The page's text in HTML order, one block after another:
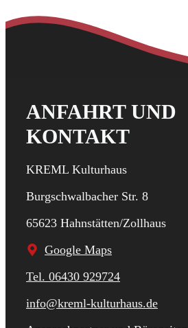
ANFAHRT UND
KONTAKT
KREML Kulturhaus
Burgschwalbacher Str. 8
65623 Hahnstätten/Zollhaus
Google Maps
Tel. 06430 929724
info@kreml-kulturhaus.de